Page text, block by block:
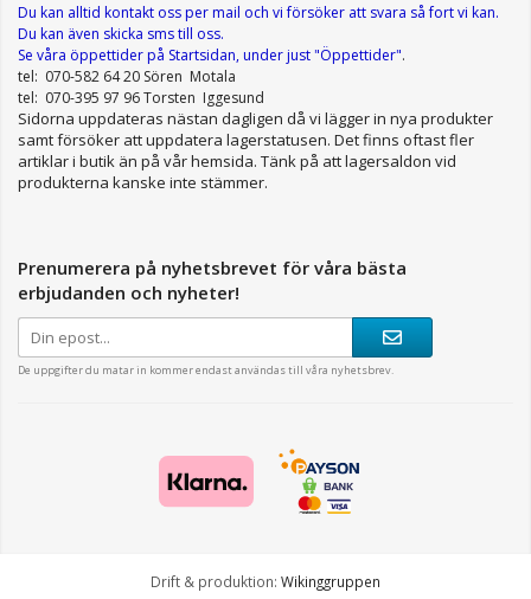
Du kan alltid kontakt oss per mail och vi försöker att svara så fort vi kan.
Du kan även skicka sms till oss.
Se våra öppettiderpå Startsidan, under just "Öppettider".
tel: 070-582 64 20 Sören Motala
tel: 070-395 97 96 Torsten Iggesund
Sidorna uppdateras nästan dagligen då vi lägger in nya produkter
samt försöker att uppdatera lagerstatusen. Det finns oftast fler
artiklar i butik än på vår hemsida. Tänk på att lagersaldon vid
produkterna kanske inte stämmer.
Prenumerera på nyhetsbrevet för våra bästa
erbjudanden och nyheter!
De uppgifter du matar in kommer endast användas till våra nyhetsbrev.
Drift & produktion: Wikinggruppen